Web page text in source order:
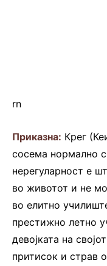
rn
Приказна: Крег
сосема нормално
нерегуларност е
во животот и не
во елитно
престижно летно
девојката на
притисок и страв